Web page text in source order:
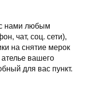
с нами любым
чат, соц. сети),
на снятие мерок
вашего
для вас пункт.